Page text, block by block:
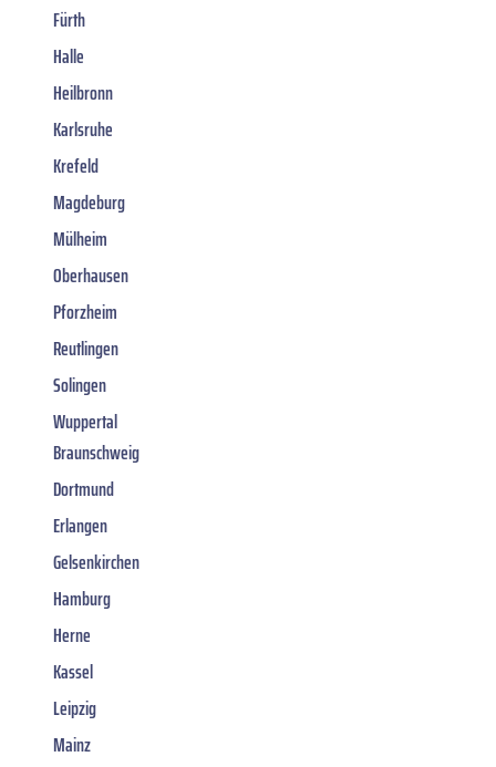
Fürth
Halle
Heilbronn
Karlsruhe
Krefeld
Magdeburg
Mülheim
Oberhausen
Pforzheim
Reutlingen
Solingen
Wuppertal
Braunschweig
Dortmund
Erlangen
Gelsenkirchen
Hamburg
Herne
Kassel
Leipzig
Mainz